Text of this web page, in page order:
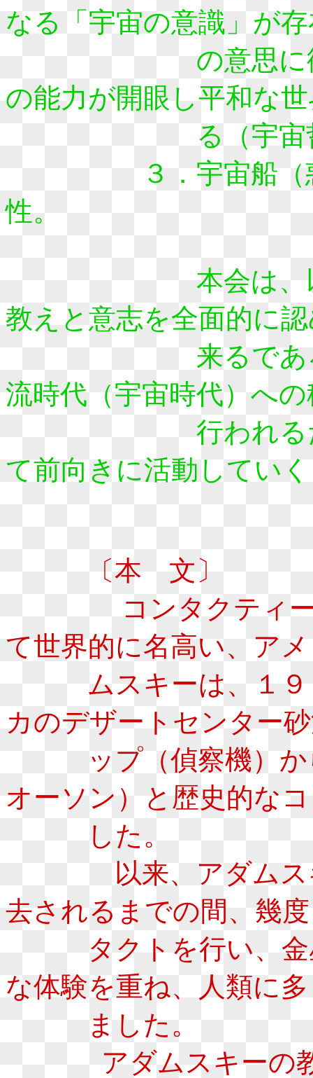
なる「宇宙の意識」が
の意思に従うこ
の能力が開眼し平和な
る（宇宙哲
３．宇宙船（惑星
性。
本会は、以上の
教えと意志を全面的に
来るであろうス
流時代（宇宙時代）へ
行われるための
て前向きに活動してい
〔本 文〕
コンタクティー（
て世界的に名高い、ア
ムスキーは、１９５
カのデザートセンター
ップ（偵察機）から
オーソン）と歴史的な
した。
以来、アダムスキ
去されるまでの間、幾
タクトを行い、金星
な体験を重ね、人類に
ました。
アダムスキーの教